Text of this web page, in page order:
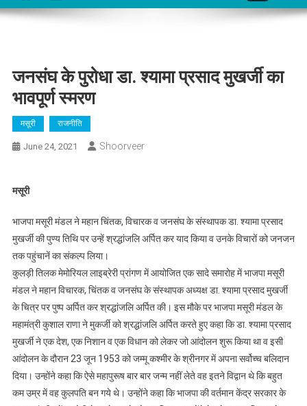
जनसंघ के पुरोधा डा. श्यामा प्रसाद मुखर्जी का
भावपूर्ण स्मरण
मसूरी राजनीति
June 24, 2021 Shoorveer
मसूरी
भाजपा मसूरी मंडल ने महान चिंतक, विचारक व जनसंघ के संस्थापक डा. श्यामा प्रसाद
मुखर्जी की पुण्य तिथि पर उन्हें श्रद्धांजलि अर्पित कर याद किया व उनके विचारों को जनजन
तक पहुंचानें का संकल्प लिया।
कुलड़ी तिलक मेमोरियल लाइब्रेरी प्रांगण में आयोजित एक सादे समारोह में भाजपा मसूरी
मंडल ने महान विचारक, चिंतक व जनसंघ के संस्थापक अध्यक्ष डा. श्यामा प्रसाद मुखर्जी
के चित्र पर पुष्प अर्पित कर श्रद्धांजलि अर्पित की। इस मौके पर भाजपा मसूरी मंडल के
महामंत्री कुशाल राणा ने मुकर्जी को श्रद्धांजलि अर्पित करते हुए कहा कि डा. श्यामा प्रसाद
मुखर्जी ने एक देश, एक निशान व एक विधान को लेकर जो आंदोलन शुरू किया था व इसी
आंदोलन के दौरान 23 जून 1953 को जम्मू कश्मीर के श्रीनगर में अपना सर्वोच्च बलिदान
दिया। उन्होंने कहा कि ऐसे महापुरूष बार बार जन्म नहीं लेते वह इतने विद्वान थे कि बहुत
कम उम्र में वह कुलपति बन गये थे। उन्होंने कहा कि भाजपा की वर्तमान केंद्र सरकार के